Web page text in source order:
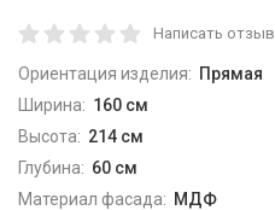
Написать отзыв
Ориентация изделия: Прямая
Ширина: 160 см
Высота: 214 см
Глубина: 60 см
Материал фасада: МДФ